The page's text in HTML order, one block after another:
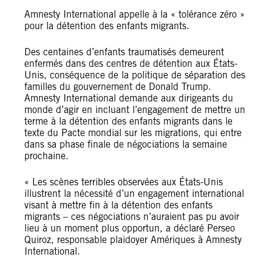
Amnesty International appelle à la « tolérance zéro »
pour la détention des enfants migrants.
Des centaines d’enfants traumatisés demeurent
enfermés dans des centres de détention aux États-
Unis, conséquence de la politique de séparation des
familles du gouvernement de Donald Trump.
Amnesty International demande aux dirigeants du
monde d’agir en incluant l’engagement de mettre un
terme à la détention des enfants migrants dans le
texte du Pacte mondial sur les migrations, qui entre
dans sa phase finale de négociations la semaine
prochaine.
« Les scènes terribles observées aux États-Unis
illustrent la nécessité d’un engagement international
visant à mettre fin à la détention des enfants
migrants – ces négociations n’auraient pas pu avoir
lieu à un moment plus opportun, a déclaré Perseo
Quiroz, responsable plaidoyer Amériques à Amnesty
International.